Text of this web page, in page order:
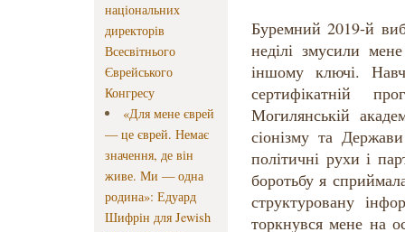
національних
директорів
Всесвітнього
Єврейського
Конгресу
«Для мене єврей
— це єврей. Немає
значення, де він
живе. Ми — одна
родина»: Едуард
Шифрін для Jewish
Буремний 2019-й
неділі змусили
іншому ключі.
сертифікатній
Могилянській
сіонізму та
політичні рухи і
боротьбу я
структуровану
торкнувся мене на